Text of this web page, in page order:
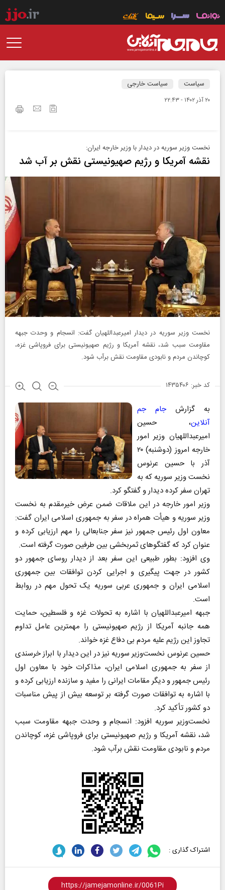
سیاست سیاست خارجی
۲۰ آذر ۱۴۰۲ - ۲۲:۴۳
نخست‌ وزیر سوریه در دیدار با وزیر خارجه ایران:
نقشه آمریکا و رژیم صهیونیستی نقش بر آب شد
نخست‌ وزیر سوریه در دیدار امیرعبداللهیان گفت: انسجام و وحدت جبهه
مقاومت سبب شد، نقشه آمریکا و رژیم صهیونیستی برای فروپاشی غزه،
کوچاندن مردم و نابودی مقاومت نقش برآب شود.
کد خبر: ۱۴۳۵۴۰۶
به گزارشجام جم
آنلاین، حسین
امیرعبداللهیان وزیر امور
خارجه امروز (دوشنبه) ۲۰
آذر با حسین عرنوس
نخست وزیر سوریه که به
تهران سفر کرده دیدار و گفتگو کرد.
وزیر امور خارجه در این ملاقات ضمن عرض خیرمقدم به نخست
وزیر سوریه و هیأت همراه در سفر به جمهوری اسلامی ایران گفت:
معاون اول رئیس جمهور نیز سفر جنابعالی را مهم ارزیابی کرده و
عنوان کرد که گفتگو‌های ثمربخشی بین طرفین صورت گرفته است.
وی افزود: بطور طبیعی این سفر بعد از دیدار روسای جمهور دو
کشور در جهت پیگیری و اجرایی کردن توافقات بین جمهوری
اسلامی ایران و جمهوری عربی سوریه یک تحول مهم در روابط
است.
جبهه امیرعبداللهیان با اشاره به تحولات غزه و فلسطین، حمایت
همه جانبه آمریکا از رژیم صهیونیستی را مهمترین عامل تداوم
تجاوز این رژیم علیه مردم بی دفاع غزه خواند.
حسین عرنوس نخست‌وزیر سوریه نیز در این دیدار با ابراز خرسندی
از سفر به جمهوری اسلامی ایران، مذاکرات خود با معاون اول
رئیس جمهور و دیگر مقامات ایرانی را مفید و سازنده ارزیابی کرده و
با اشاره به توافقات صورت گرفته بر توسعه بیش از پیش مناسبات
دو کشور تأکید کرد.
نخست‌وزیر سوریه افزود: انسجام و وحدت جبهه مقاومت سبب
شد، نقشه آمریکا و رژیم صهیونیستی برای فروپاشی غزه، کوچاندن
مردم و نابودی مقاومت نقش برآب شود.
اشتراک گذاری :